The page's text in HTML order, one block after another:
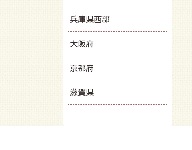
兵庫県西部
大阪府
京都府
滋賀県